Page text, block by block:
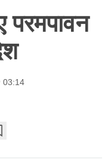
03:14